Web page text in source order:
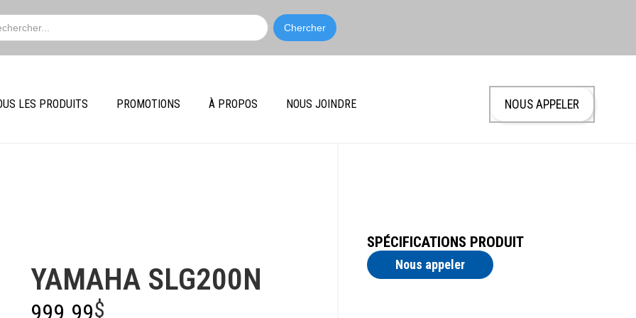
LES PRODUITS PROMOTIONS À PROPOS NOUS JOINDRE NOUS APPELER
YAMAHA SLG200N
999.99$
SPÉCIFICATIONS PRODUIT
Nous appeler